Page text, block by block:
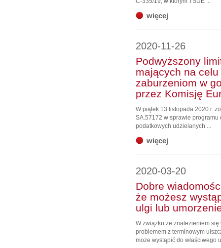
więcej
2020-11-26
Podwyższony
mających na
zaburzeniom w
przez Komisję
W piątek 13 listopada 2020 r.
SA.57172 w sprawie programu
podatkowych udzielanych ...
więcej
2020-03-20
Dobre
że możesz
ulgi lub
W związku ze znalezieniem
problemem z terminowym
może wystąpić do właściwego